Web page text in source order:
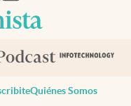
Quiénes Somos